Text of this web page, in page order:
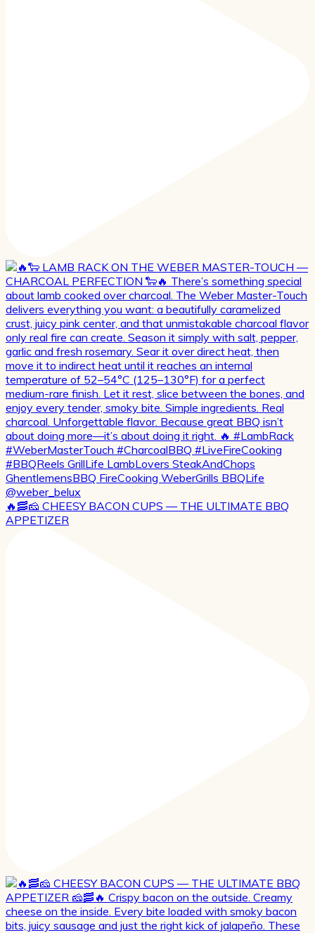
🔥🥓🧀 CHEESY BACON CUPS — THE ULTIMATE BBQ
APPETIZER